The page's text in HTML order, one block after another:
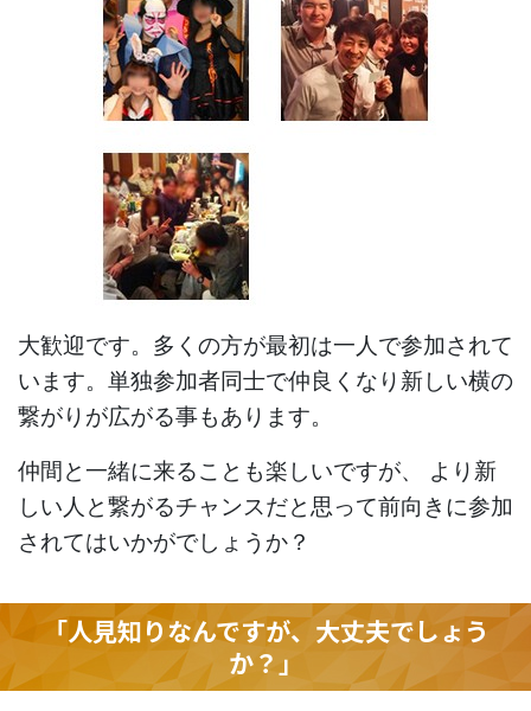
大歓迎です。多くの方が最初は一人で参加されて
います。単独参加者同士で仲良くなり新しい横の
繋がりが広がる事もあります。
仲間と一緒に来ることも楽しいですが、 より新
しい人と繋がるチャンスだと思って前向きに参加
されてはいかがでしょうか？
「人見知りなんですが、大丈夫でしょう
か？」